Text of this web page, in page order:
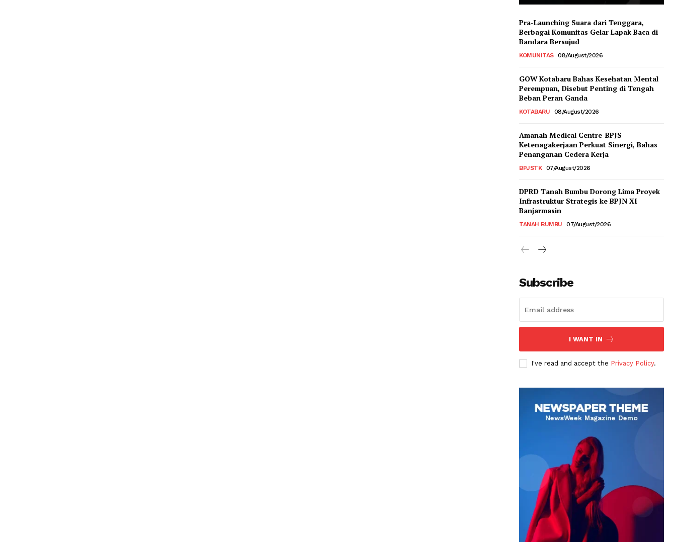
Pra-Launching Suara dari Tenggara,
Berbagai Komunitas Gelar Lapak Baca di
Bandara Bersujud
KOMUNITAS 08/August/2026
GOW Kotabaru Bahas Kesehatan Mental
Perempuan, Disebut Penting di Tengah
Beban Peran Ganda
KOTABARU 08/August/2026
Amanah Medical Centre-BPJS
Ketenagakerjaan Perkuat Sinergi, Bahas
Penanganan Cedera Kerja
BPJSTK 07/August/2026
DPRD Tanah Bumbu Dorong Lima Proyek
Infrastruktur Strategis ke BPJN XI
Banjarmasin
TANAH BUMBU 07/August/2026
Subscribe
I WANT IN
I've read and accept the Privacy Policy.